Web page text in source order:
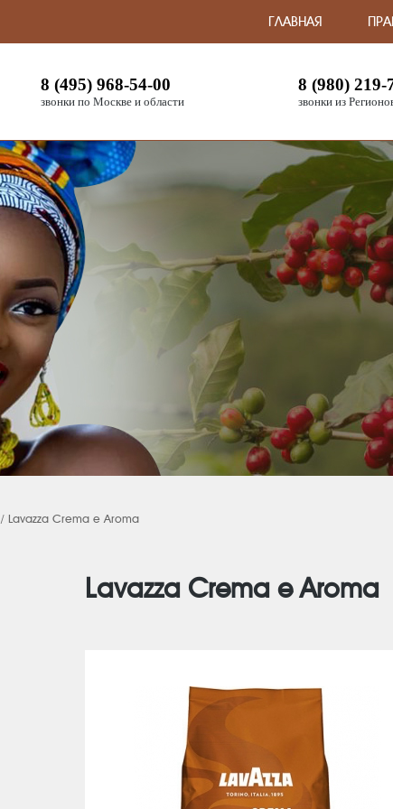
ГЛАВНАЯ
8 (495) 968-54-00
звонки по Москве и области
8 (980) 219-
звонки из
/ Lavazza Crema e Aroma
Lavazza Crema e Aroma